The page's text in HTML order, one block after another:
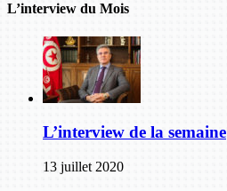
L’interview du Mois
L’interview de la semaine
13 juillet 2020